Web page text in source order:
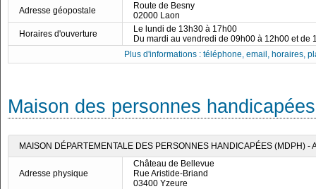
Adresse géopostale
Route de Besny
02000 Laon
Horaires d'ouverture
Le lundi de 13h30 à 17h00
Du mardi au vendredi de 09h00 à 12h00 et de
Plus d'informations : téléphone, email, horaires,
Maison des personnes
MAISON DÉPARTEMENTALE DES PERSONNES HANDICAPÉES (MDPH) -
Adresse physique
Château de Bellevue
Rue Aristide-Briand
03400 Yzeure